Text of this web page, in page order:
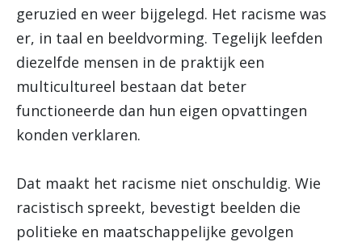
geruzied en weer bijgelegd. Het racisme was
er, in taal en beeldvorming. Tegelijk leefden
diezelfde mensen in de praktijk een
multicultureel bestaan dat beter
functioneerde dan hun eigen opvattingen
konden verklaren.
Dat maakt het racisme niet onschuldig. Wie
racistisch spreekt, bevestigt beelden die
politieke en maatschappelijke gevolgen